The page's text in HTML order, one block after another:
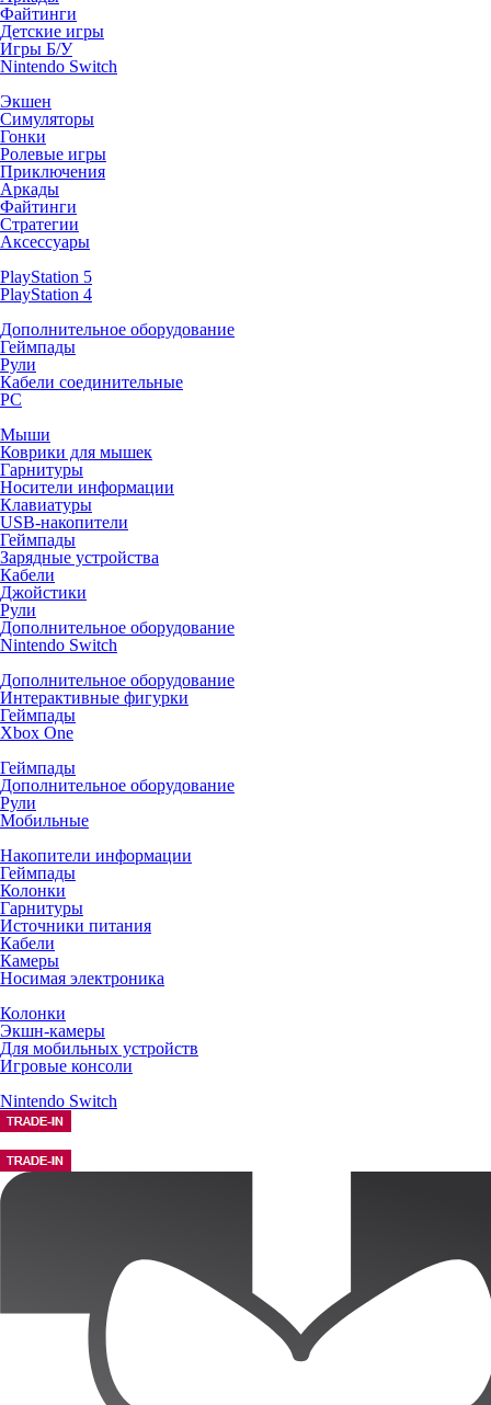
Файтинги
Детские игры
Игры Б/У
Nintendo Switch
Экшен
Симуляторы
Гонки
Ролевые игры
Приключения
Аркады
Файтинги
Стратегии
Аксессуары
PlayStation 5
PlayStation 4
Дополнительное оборудование
Геймпады
Рули
Кабели соединительные
PC
Мыши
Коврики для мышек
Гарнитуры
Носители информации
Клавиатуры
USB-накопители
Геймпады
Зарядные устройства
Кабели
Джойстики
Рули
Дополнительное оборудование
Nintendo Switch
Дополнительное оборудование
Интерактивные фигурки
Геймпады
Xbox One
Геймпады
Дополнительное оборудование
Рули
Мобильные
Накопители информации
Геймпады
Колонки
Гарнитуры
Источники питания
Кабели
Камеры
Носимая электроника
Колонки
Экшн-камеры
Для мобильных устройств
Игровые консоли
Nintendo Switch